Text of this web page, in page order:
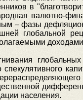
в
валютно-
– фазы
глобальной
спекулятивного
населения.